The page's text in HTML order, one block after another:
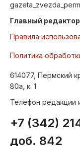
Главный
Правила
Политика
614077, Пермский
80а, к. 1
Телефон редакции
+7 (342)
доб. 842